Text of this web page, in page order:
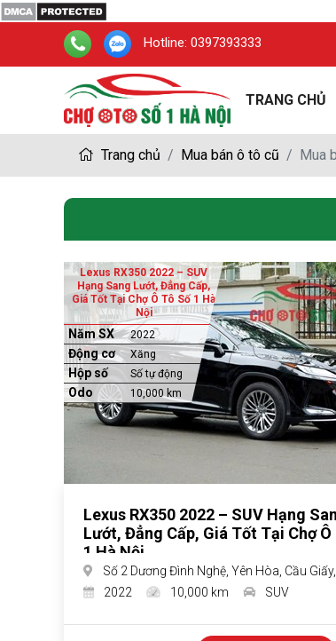
Hotline: 0397393333
TRANG CHỦ
Trang chủ Mua bán ô tô cũ Mua
Lexus RX350 2022 – SUV
Hạng Sang Lướt, Đẳng Cấp,
Giá Tốt Tại Chợ Ô Tô Số 1 Hà
Nội
Năm SX 2022
Động cơ Xăng
Hộp số Số tự động
Odo 10,000 km
Lexus RX350 2022 – SUV Hạng
Lướt, Đẳng Cấp, Giá Tốt Tại Chợ Ô
1 Hà Nội
Số 2 Dương Đình Nghệ, Yên Hòa, Cầu
2022
10,000 km SUV